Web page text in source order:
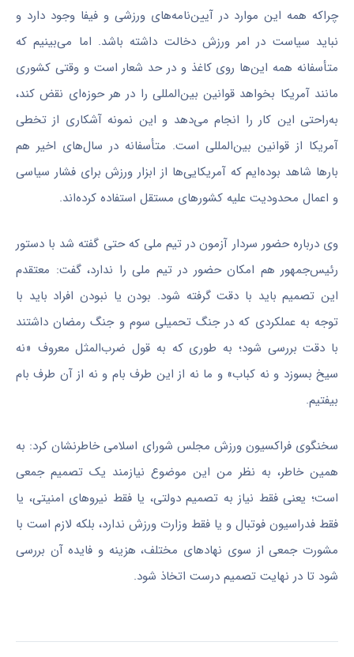
چراکه همه این موارد در آیین‌نامه‌های ورزشی و فیفا وجود دارد و
نباید سیاست در امر ورزش دخالت داشته باشد. اما می‌بینیم که
متأسفانه همه این‌ها روی کاغذ و در حد شعار است و وقتی کشوری
مانند آمریکا بخواهد قوانین بین‌المللی را در هر حوزه‌ای نقض کند،
به‌راحتی این کار را انجام می‌دهد و این نمونه آشکاری از تخطی
آمریکا از قوانین بین‌المللی است. متأسفانه در سال‌های اخیر هم
بارها شاهد بوده‌ایم که آمریکایی‌ها از ابزار ورزش برای فشار سیاسی
و اعمال محدودیت علیه کشورهای مستقل استفاده کرده‌اند.
وی درباره حضور سردار آزمون در تیم ملی که حتی گفته شد با دستور
رئیس‌جمهور هم امکان حضور در تیم ملی را ندارد، گفت: معتقدم
این تصمیم باید با دقت گرفته شود. بودن یا نبودن افراد باید با
توجه به عملکردی که در جنگ تحمیلی سوم و جنگ رمضان داشتند
با دقت بررسی شود؛ به طوری که به قول ضرب‌المثل معروف «نه
سیخ بسوزد و نه کباب» و ما نه از این طرف بام و نه از آن طرف بام
بیفتیم.
سخنگوی فراکسیون ورزش مجلس شورای اسلامی خاطرنشان کرد: به
همین خاطر، به نظر من این موضوع نیازمند یک تصمیم جمعی
است؛ یعنی فقط نیاز به تصمیم دولتی، یا فقط نیروهای امنیتی، یا
فقط فدراسیون فوتبال و یا فقط وزارت ورزش ندارد، بلکه لازم است با
مشورت جمعی از سوی نهادهای مختلف، هزینه و فایده آن بررسی
شود تا در نهایت تصمیم درست اتخاذ شود.